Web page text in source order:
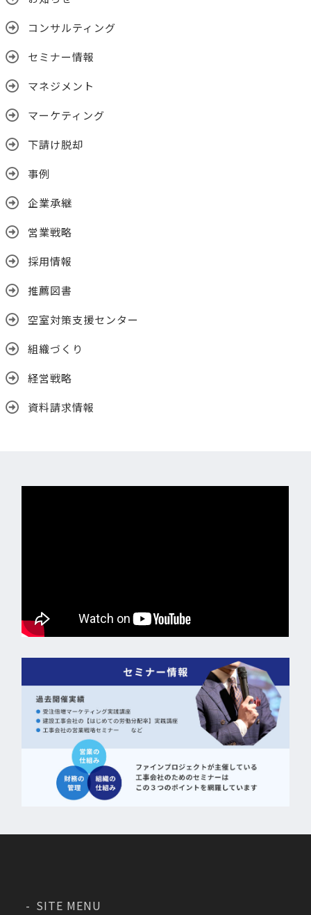
コンサルティング
セミナー情報
マネジメント
マーケティング
下請け脱却
事例
企業承継
営業戦略
採用情報
推薦図書
空室対策支援センター
組織づくり
経営戦略
資料請求情報
SITE MENU